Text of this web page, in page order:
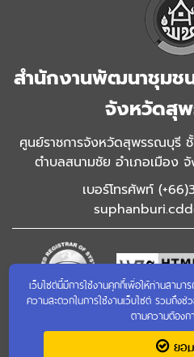
สำนักงานพัฒนาชุม
จังหวัดสุ
ศูนย์ราชการจังหวัดสุพรรณบุรี
ตำบลสนามชัย อำเภอเมือง
เบอร์โทรศัพท์
เข้าชมเว็บ
เว็บไซต์นี้มีการใช้งานคุกกี้เพื่อให้ท่านสามา
ความสะดวกในการใช้งานเว็บไซต์ รวมถึงช่
ตามความต้องก
ยอ